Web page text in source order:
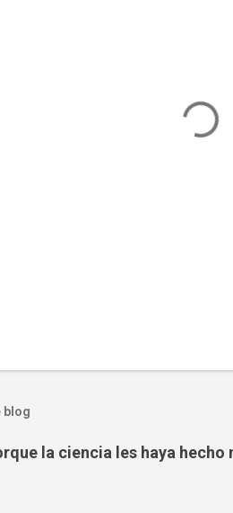
blog
la ciencia les haya hecho